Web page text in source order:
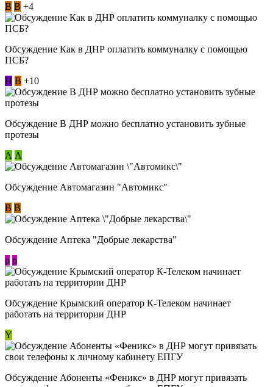
В В +4
Обсуждение Как в ДНР оплатить коммуналку с помощью
ПСБ?
Н В +10
Обсуждение В ДНР можно бесплатно установить зубные
протезы
А А
Обсуждение Автомагазин "Автомикс"
В В
Обсуждение Аптека "Добрые лекарства"
p p
Обсуждение Крымский оператор К-Телеком начинает
работать на территории ДНР
Y
Обсуждение ​Абоненты «Феникс» в ДНР могут привязать